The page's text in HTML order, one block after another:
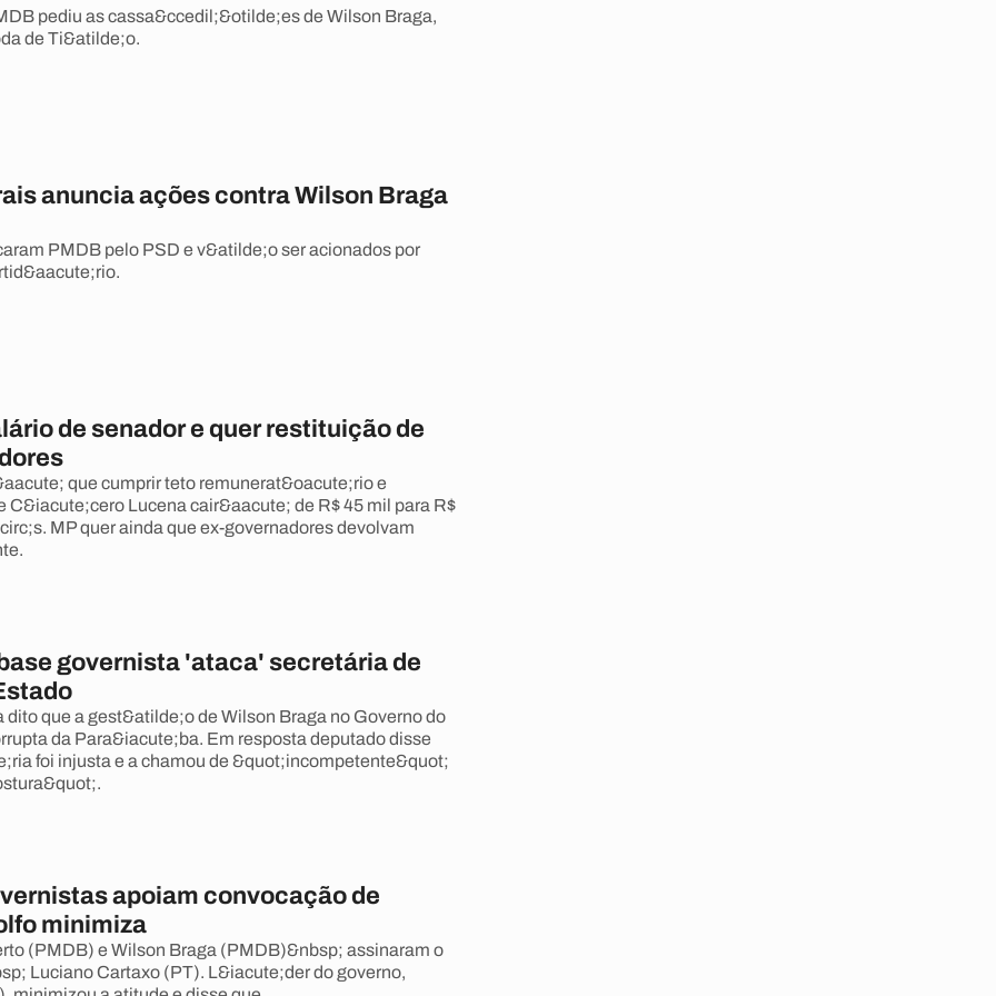
pediu as cassa&ccedil;&otilde;es de Wilson Braga,
de Ti&atilde;o.
anuncia ações contra Wilson Braga
PMDB pelo PSD e v&atilde;o ser acionados por
de senador e quer restituição de
que cumprir teto remunerat&oacute;rio e
C&iacute;cero Lucena cair&aacute; de R$ 45 mil para R$
MP quer ainda que ex-governadores devolvam
governista 'ataca' secretária de
dito que a gest&atilde;o de Wilson Braga no Governo do
da Para&iacute;ba. Em resposta deputado disse
foi injusta e a chamou de &quot;incompetente&quot;
apoiam convocação de
minimiza
(PMDB) e Wilson Braga (PMDB)&nbsp; assinaram o
Luciano Cartaxo (PT). L&iacute;der do governo,